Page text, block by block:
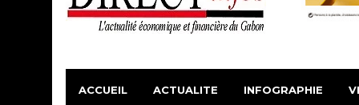
ACCUEIL ACTUALITE INFOGRAPHIE